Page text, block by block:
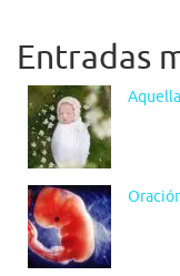
Entradas